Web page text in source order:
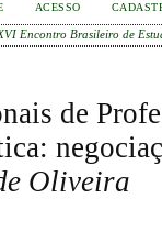
ACESSO
Encontro Brasileiro de
de
Oliveira